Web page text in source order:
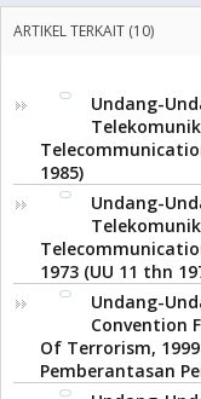
ARTIKEL TERKAIT (10)
Undang-
1985)
Undang-
1973 (UU 11 thn
Undang-
Convention
Of Terrorism,
Pemberantasan